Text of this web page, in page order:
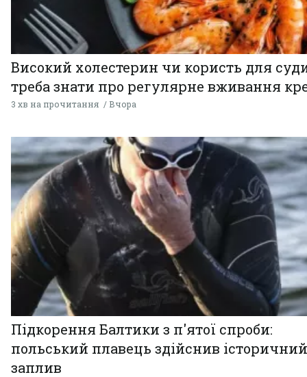
Високий холестерин чи користь для
треба знати про регулярне вживання
3 хв на прочитання Вчора
Підкорення Балтики з п'ятої спроби:
польський плавець здійснив історичний
заплив